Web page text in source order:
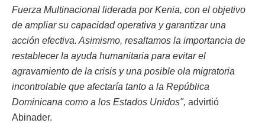
Fuerza Multinacional liderada por Kenia, con el objetivo
de ampliar su capacidad operativa y garantizar una
acción efectiva. Asimismo, resaltamos la importancia de
restablecer la ayuda humanitaria para evitar el
agravamiento de la crisis y una posible ola migratoria
incontrolable que afectaría tanto a la República
Dominicana como a los Estados Unidos", advirtió
Abinader.